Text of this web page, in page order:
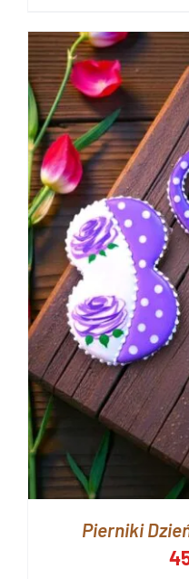
Pierniki